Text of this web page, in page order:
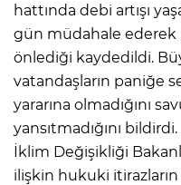
hattında debi artışı
gün müdahale ederek
önlediği kaydedildi.
vatandaşların paniğe
yararına olmadığını
yansıtmadığını
İklim Değişikliği
ilişkin hukuki